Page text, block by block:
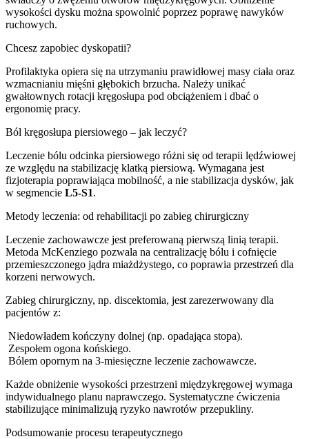
wysokości dysku można spowolnić poprzez poprawę nawyków
ruchowych.
Chcesz zapobiec dyskopatii?
Profilaktyka opiera się na utrzymaniu prawidłowej masy ciała oraz
wzmacnianiu mięśni głębokich brzucha. Należy unikać
gwałtownych rotacji kręgosłupa pod obciążeniem i dbać o
ergonomię pracy.
Ból kręgosłupa piersiowego – jak leczyć?
Leczenie bólu odcinka piersiowego różni się od terapii lędźwiowej
ze względu na stabilizację klatką piersiową. Wymagana jest
fizjoterapia poprawiająca mobilność, a nie stabilizacja dysków, jak
w segmencie L5-S1.
Metody leczenia: od rehabilitacji po zabieg chirurgiczny
Leczenie zachowawcze jest preferowaną pierwszą linią terapii.
Metoda McKenziego pozwala na centralizację bólu i cofnięcie
przemieszczonego jądra miażdżystego, co poprawia przestrzeń dla
korzeni nerwowych.
Zabieg chirurgiczny, np. discektomia, jest zarezerwowany dla
pacjentów z:
Niedowładem kończyny dolnej (np. opadająca stopa).
Zespołem ogona końskiego.
Bólem opornym na 3-miesięczne leczenie zachowawcze.
Każde obniżenie wysokości przestrzeni międzykręgowej wymaga
indywidualnego planu naprawczego. Systematyczne ćwiczenia
stabilizujące minimalizują ryzyko nawrotów przepukliny.
Podsumowanie procesu terapeutycznego